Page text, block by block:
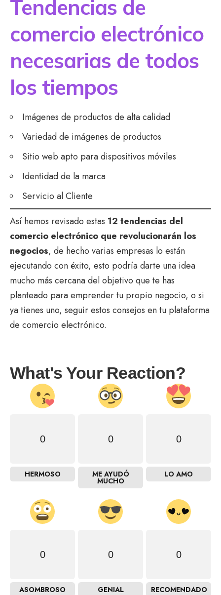
Tendencias de
comercio electrónico
necesarias de todos
los tiempos
Imágenes de productos de alta calidad
Variedad de imágenes de productos
Sitio web apto para dispositivos móviles
Identidad de la marca
Servicio al Cliente
Así hemos revisado estas 12 tendencias del
comercio electrónico que revolucionarán los
negocios, de hecho varias empresas lo están
ejecutando con éxito, esto podría darte una idea
mucho más cercana del objetivo que te has
planteado para emprender tu propio negocio, o si
ya tienes uno, seguir estos consejos en tu plataforma
de comercio electrónico.
What's Your Reaction?
0
HERMOSO
0
ME AYUDÓ
MUCHO
0
LO AMO
0
ASOMBROSO
0
GENIAL
0
RECOMENDADO